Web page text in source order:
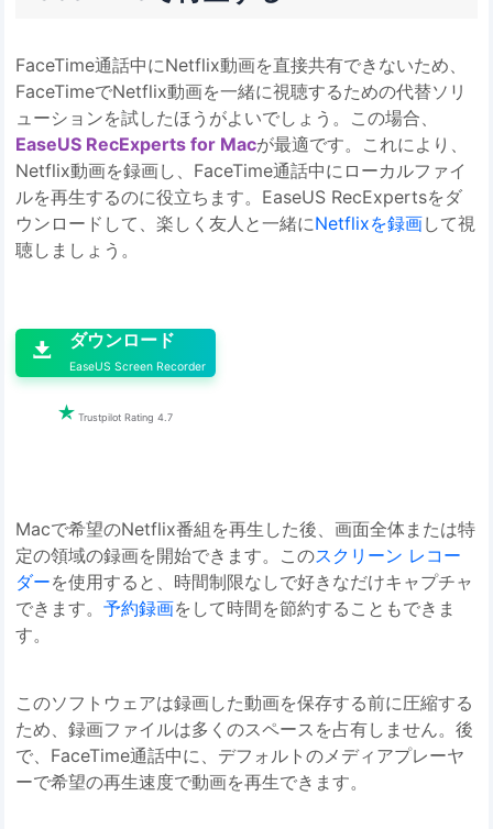
FaceTime通話中にNetflix動画を直接共有できないため、
FaceTimeでNetflix動画を一緒に視聴するための代替ソリ
ューションを試したほうがよいでしょう。この場合、
EaseUS RecExperts for Macが最適です。これにより、
Netflix動画を録画し、FaceTime通話中にローカルファイ
ルを再生するのに役立ちます。EaseUS RecExpertsをダ
ウンロードして、楽しく友人と一緒にNetflixを録画して視
聴しましょう。
 ダウンロード
EaseUS Screen Recorder
 Trustpilot Rating 4.7
Macで希望のNetflix番組を再生した後、画面全体または特
定の領域の録画を開始できます。このスクリーン レコー
ダーを使用すると、時間制限なしで好きなだけキャプチャ
できます。予約録画をして時間を節約することもできま
す。
このソフトウェアは録画した動画を保存する前に圧縮する
ため、録画ファイルは多くのスペースを占有しません。後
で、FaceTime通話中に、デフォルトのメディアプレーヤ
ーで希望の再生速度で動画を再生できます。